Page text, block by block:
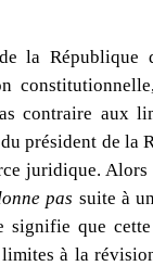
la République
contraire aux
président de la
juridique. Alors
pas suite à
signifie que
à la